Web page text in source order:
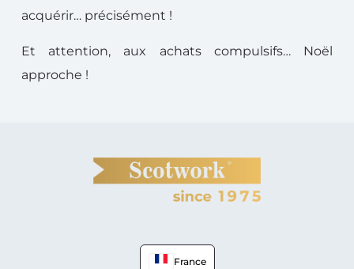
acquérir… précisément !
Et attention, aux achats compulsifs… Noël
approche !
France